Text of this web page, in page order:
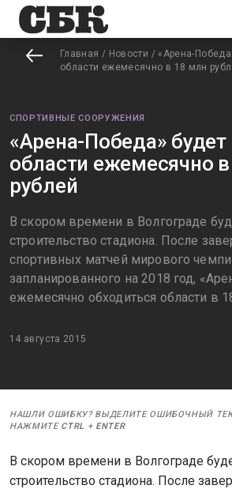
Главная / Новости / «Арена-
области ежемесячно в 18 млн
СПОРТИВНЫЕ СООРУЖЕНИЯ
«Арена-Победа» будет
области ежемесячно
рублей
В скором времени в Волгограде
строительство стадиона. После
спортивных матчей мирового
запланированного на 2018 год,
ежемесячно обходиться области в
14 августа 2015
НАШЛИ ОШИБКУ? ВЫДЕЛИТЕ ОШИБОЧНЫЙ
НАЖМИТЕ CTRL + ENTER
В скором времени в Волгограде
строительство стадиона. После